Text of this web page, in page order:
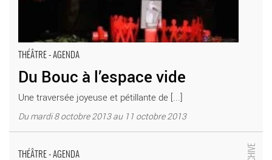
THÉÂTRE - AGENDA
Du Bouc à l’espace vide
Une traversée joyeuse et pétillante de [...]
Du mardi 8 octobre 2013 au 11 octobre 2013
THÉÂTRE - AGENDA
Coupole